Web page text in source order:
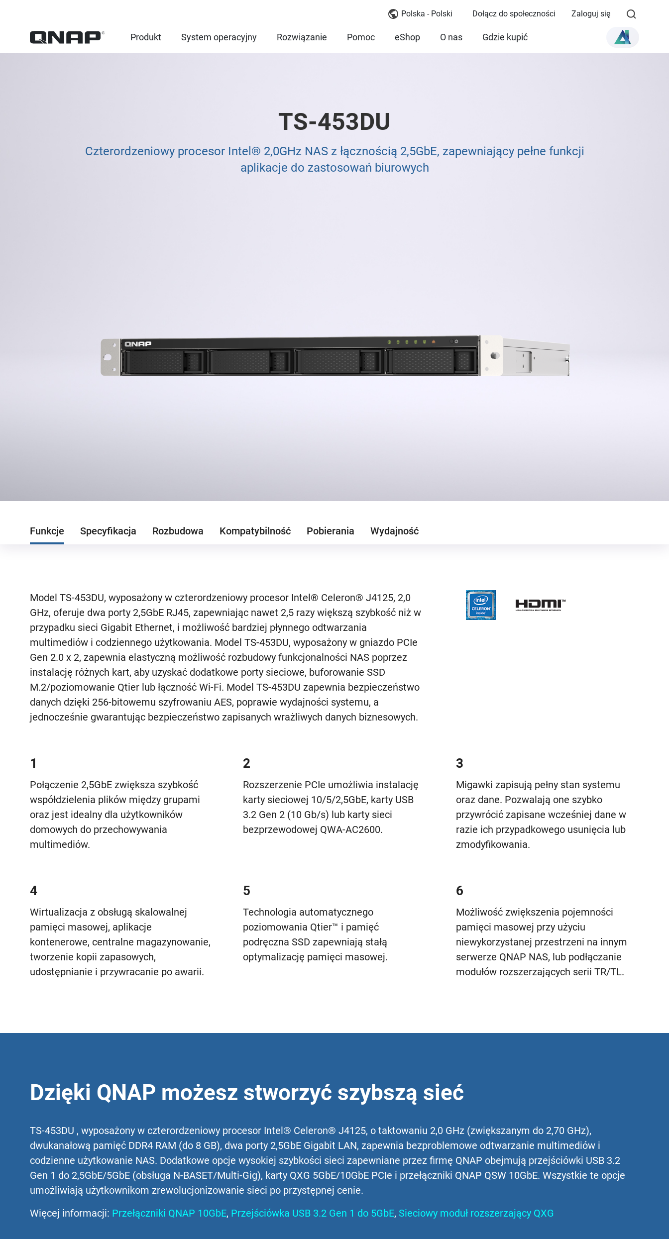
Polska - Polski Dołącz do społeczności Zaloguj się
Produkt System operacyjny Rozwiązanie Pomoc eShop O nas Gdzie kupić
TS-453DU
Czterordzeniowy procesor Intel® 2,0GHz NAS z łącznością 2,5GbE, zapewniający pełne funkcji
aplikacje do zastosowań biurowych
Funkcje Specyfikacja Rozbudowa Kompatybilność Pobierania Wydajność
Model TS-453DU, wyposażony w czterordzeniowy procesor Intel® Celeron® J4125, 2,0
GHz, oferuje dwa porty 2,5GbE RJ45, zapewniając nawet 2,5 razy większą szybkość niż w
przypadku sieci Gigabit Ethernet, i możliwość bardziej płynnego odtwarzania
multimediów i codziennego użytkowania. Model TS-453DU, wyposażony w gniazdo PCIe
Gen 2.0 x 2, zapewnia elastyczną możliwość rozbudowy funkcjonalności NAS poprzez
instalację różnych kart, aby uzyskać dodatkowe porty sieciowe, buforowanie SSD
M.2/poziomowanie Qtier lub łączność Wi-Fi. Model TS-453DU zapewnia bezpieczeństwo
danych dzięki 256-bitowemu szyfrowaniu AES, poprawie wydajności systemu, a
jednocześnie gwarantując bezpieczeństwo zapisanych wrażliwych danych biznesowych.
1
Połączenie 2,5GbE zwiększa szybkość
współdzielenia plików między grupami
oraz jest idealny dla użytkowników
domowych do przechowywania
multimediów.
2
Rozszerzenie PCIe umożliwia instalację
karty sieciowej 10/5/2,5GbE, karty USB
3.2 Gen 2 (10 Gb/s) lub karty sieci
bezprzewodowej QWA-AC2600.
3
Migawki zapisują pełny stan systemu
oraz dane. Pozwalają one szybko
przywrócić zapisane wcześniej dane w
razie ich przypadkowego usunięcia lub
zmodyfikowania.
4
Wirtualizacja z obsługą skalowalnej
pamięci masowej, aplikacje
kontenerowe, centralne magazynowanie,
tworzenie kopii zapasowych,
udostępnianie i przywracanie po awarii.
5
Technologia automatycznego
poziomowania Qtier™ i pamięć
podręczna SSD zapewniają stałą
optymalizację pamięci masowej.
6
Możliwość zwiększenia pojemności
pamięci masowej przy użyciu
niewykorzystanej przestrzeni na innym
serwerze QNAP NAS, lub podłączanie
modułów rozszerzających serii TR/TL.
Dzięki QNAP możesz stworzyć szybszą sieć
TS-453DU , wyposażony w czterordzeniowy procesor Intel® Celeron® J4125, o taktowaniu 2,0 GHz (zwiększanym do 2,70 GHz),
dwukanałową pamięć DDR4 RAM (do 8 GB), dwa porty 2,5GbE Gigabit LAN, zapewnia bezproblemowe odtwarzanie multimediów i
codzienne użytkowanie NAS. Dodatkowe opcje wysokiej szybkości sieci zapewniane przez firmę QNAP obejmują przejściówki USB 3.2
Gen 1 do 2,5GbE/5GbE (obsługa N-BASET/Multi-Gig), karty QXG 5GbE/10GbE PCIe i przełączniki QNAP QSW 10GbE. Wszystkie te opcje
umożliwiają użytkownikom zrewolucjonizowanie sieci po przystępnej cenie.
Więcej informacji: Przełączniki QNAP 10GbE, Przejściówka USB 3.2 Gen 1 do 5GbE, Sieciowy moduł rozszerzający QXG